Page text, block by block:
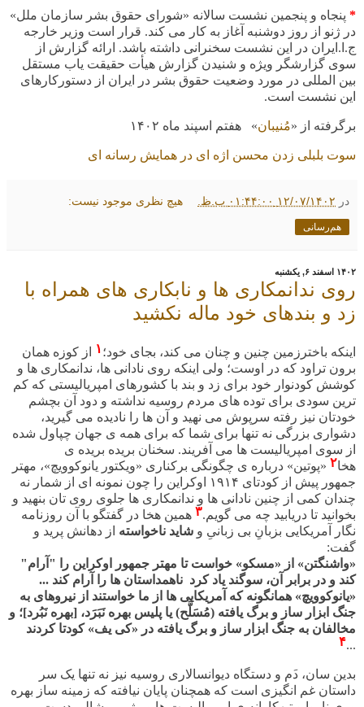
* پنجاه و پنجمین نشست سالانه «شورای حقوق بشر سازمان ملل»
در ژنو از روز دوشنبه آغاز به کار می کند. قرار است وزیر خارجه
ج.ا.ایران در این نشست سخنرانی داشته باشد. ارائه گزارش از
سوی گزارشگر ویژه و شنیدن گزارش هیأت حقیقت یاب مستقل
بین المللی در مورد وضعیت حقوق بشر در ایران از دستورکارهای
این نشست است.
برگرفته از «مُنیبان» هفتم اسپند ماه ۱۴۰۲
سوت بلبلی زدن محسن اژه ای در همایش رسانه ای
در ۱۲/۰۷/۱۴۰۲ ۰۱:۴۴:۰۰ ب.ظ. هیچ نظری موجود نیست:
هم‌رسانی
۱۴۰۲ اسفند ۶, یکشنبه
روی ندانمکاری ها و نابکاری های همراه با
زد و بندهای خود ماله نکشید
اینکه باخترزمین چنین و چنان می کند، بجای خود؛۱
از کوزه همان
برون تراود که در اوست؛ ولی اینکه روی نادانی ها، ندانمکاری ها و
کوشش کودنوار خود برای زد و بند با کشورهای امپریالیستی که کم
ترین سودی برای توده های مردم روسیه نداشته و دود آن بچشم
خودتان نیز رفته سرپوش می نهید و آن ها را نادیده می گیرید،
دشواری بزرگی نه تنها برای شما که برای همه ی جهان چپاول شده
از سوی امپریالیست ها می آفریند. سخنان بریده بریده ی
هخا۲ «پوتین» درباره ی چگونگی برکناری «ویکتور یانوکوویچ»، مهتر
جمهور پیش از کودتای ۱۹۱۴ اوکراین را چون نمونه ای از شمار نه
چندان کمی از چنین نادانی ها و ندانمکاری ها جلوی روی تان بنهید و
بخوانید تا دریابید چه می گویم.۳ همین هخا در گفتگو با آن روزنامه
نگار آمریکایی بزبانِ بی زبانیِ و شاید ناخواسته از دهانش پرید و
گفت:
«واشنگتن» از «مسکو» خواست تا مهتر جمهور اوکراین را "آرام"
کند و در برابر آن، سوگند یاد کرد ناهمداستان ها را آرام کند ...
«یانوکوویچ» همانگونه که آمریکایی ها از ما خواستند از نیروهای به
جنگ ابزار ساز و برگ یافته (مُسَلَّح) یا پلیس بهره نَبَرَد، [بهره نَبُرد]؛ و
مخالفان به جنگ ابزار ساز و برگ یافته در «کی یف» کودتا کردند
...۴
بدین سان، دم و دستگاه دیوانسالاری روسیه نیز نه تنها یک سر
داستان غم انگیزی است که همچنان پایان نیافته که زمینه ساز بهره